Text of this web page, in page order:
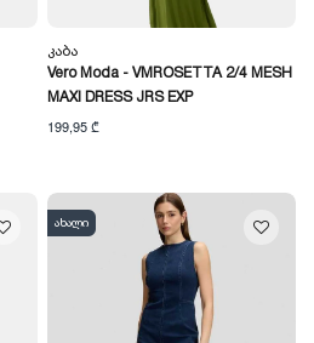
Კაბა
Vero Moda - VMROSETTA 2/4 MESH
MAXI DRESS JRS EXP
199,95 ₾
ახალი